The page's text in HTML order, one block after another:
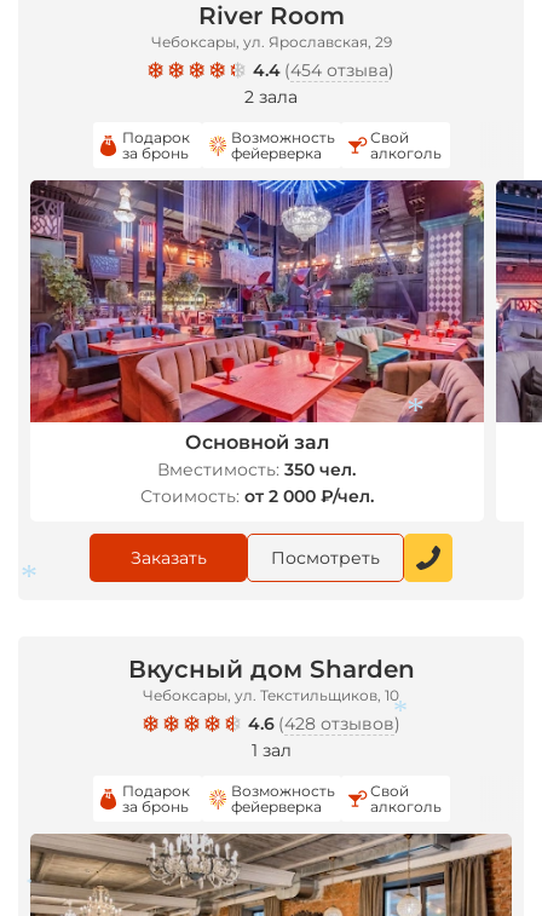
River Room
Чебоксары, ул. Ярославская, 29
4.4 (454 отзыва)
2 зала
Подарок
за бронь
Возможность
фейерверка
Свой
алкоголь
Основной зал
Вместимость: 350 чел.
Стоимость: от 2 000 ₽/чел.
Заказать Посмотреть
Вкусный дом Sharden
Чебоксары, ул. Текстильщиков, 10
4.6 (428 отзывов)
1 зал
Подарок
за бронь
Возможность
фейерверка
Свой
алкоголь
*